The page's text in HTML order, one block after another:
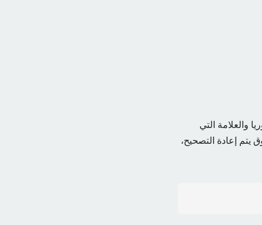
والعلامة التي
يتم إعادة التصحيح،